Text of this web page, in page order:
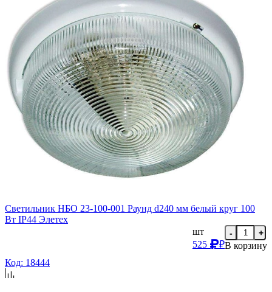
Светильник НБО 23-100-001 Раунд d240 мм белый круг 100
Вт IP44 Элетех
шт
525
₽
- +
В корзину
Код: 18444